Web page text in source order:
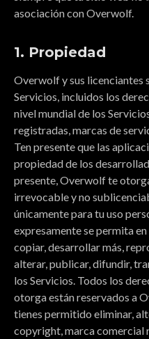
asociación con Overwolf.
1. Propiedad
Overwolf y sus licenciantes
Servicios, incluidos los
nivel mundial de los
registradas, marcas de
Ten presente que las
propiedad de los
presente, Overwolf te
irrevocable y no
únicamente para tu uso
expresamente se permita
copiar, desarrollar más,
alterar, publicar, difundir,
los Servicios. Todos los
otorga están reservados a
tienes permitido eliminar,
copyright, marca comercial